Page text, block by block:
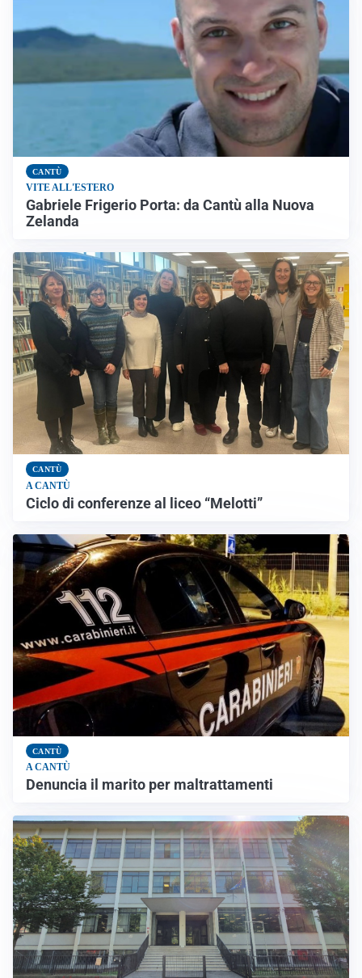
CANTÙ
VITE ALL'ESTERO
Gabriele Frigerio Porta: da Cantù alla Nuova
Zelanda
CANTÙ
A CANTÙ
Ciclo di conferenze al liceo “Melotti”
CANTÙ
A CANTÙ
Denuncia il marito per maltrattamenti